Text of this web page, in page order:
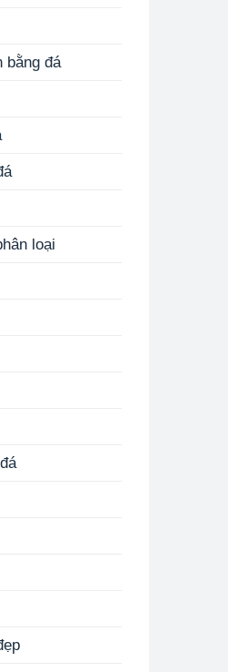
bằng đá
loại